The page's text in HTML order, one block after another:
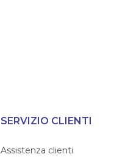
SERVIZIO CLIENTI
Assistenza clienti